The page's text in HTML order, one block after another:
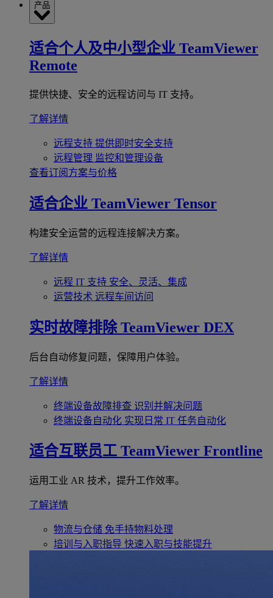
产品
适合个人及中小型企业 TeamViewer
Remote
提供快捷、安全的远程访问与 IT 支持。
了解详情
远程支持 提供即时安全支持
远程管理 监控和管理设备
查看订阅方案与价格
适合企业 TeamViewer Tensor
构建安全运营的远程连接解决方案。
了解详情
远程 IT 支持 安全、灵活、集成
运营技术 远程车间访问
实时故障排除 TeamViewer DEX
后台自动修复问题，保障用户体验。
了解详情
终端设备故障排查 识别并解决问题
终端设备自动化 实现日常 IT 任务自动化
适合互联员工 TeamViewer Frontline
运用工业 AR 技术，提升工作效率。
了解详情
物流与仓储 免手持物料处理
培训与入职指导 快速入职与技能提升